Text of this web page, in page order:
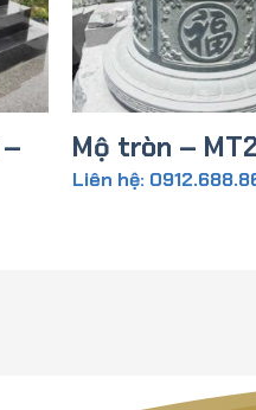
Mộ tròn – MT2
Liên hệ: